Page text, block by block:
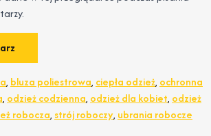
, bluza poliestrowa, ciepła odzież, ochronna
, odzież codzienna, odzież dla kobiet, odzież
robocza, strój roboczy, ubrania robocze